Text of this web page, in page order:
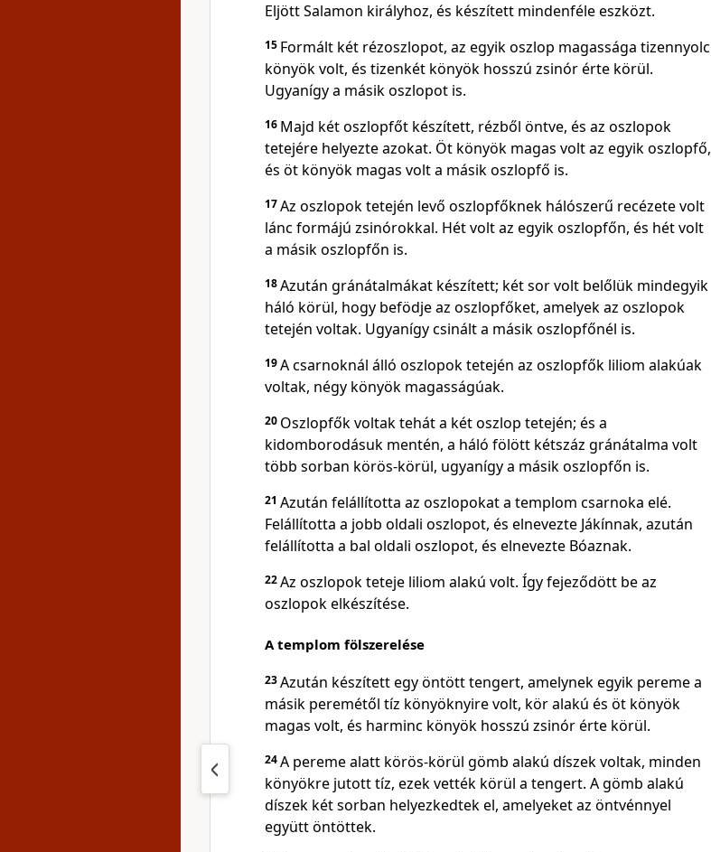
Eljött Salamon királyhoz, és készített mindenféle eszközt.
15 Formált két rézoszlopot, az egyik oszlop magassága tizennyolc
könyök volt, és tizenkét könyök hosszú zsinór érte körül.
Ugyanígy a másik oszlopot is.
16 Majd két oszlopfőt készített, rézből öntve, és az oszlopok
tetejére helyezte azokat. Öt könyök magas volt az egyik oszlopfő,
és öt könyök magas volt a másik oszlopfő is.
17Az oszlopok tetején levő oszlopfőknek hálószerű recézete volt
lánc formájú zsinórokkal. Hét volt az egyik oszlopfőn, és hét volt
a másik oszlopfőn is.
18Azután gránátalmákat készített; két sor volt belőlük mindegyik
háló körül, hogy befödje az oszlopfőket, amelyek az oszlopok
tetején voltak. Ugyanígy csinált a másik oszlopfőnél is.
19A csarnoknál álló oszlopok tetején az oszlopfők liliom alakúak
voltak, négy könyök magasságúak.
20 Oszlopfők voltak tehát a két oszlop tetején; és a
kidomborodásuk mentén, a háló fölött kétszáz gránátalma volt
több sorban körös-körül, ugyanígy a másik oszlopfőn is.
21 Azután felállította az oszlopokat a templom csarnoka elé.
Felállította a jobb oldali oszlopot, és elnevezte Jákínnak, azután
felállította a bal oldali oszlopot, és elnevezte Bóaznak.
22Az oszlopok teteje liliom alakú volt. Így fejeződött be az
oszlopok elkészítése.
A templom fölszerelése
23Azután készített egy öntött tengert, amelynek egyik pereme a
másik peremétől tíz könyöknyire volt, kör alakú és öt könyök
magas volt, és harminc könyök hosszú zsinór érte körül.
24A pereme alatt körös-körül gömb alakú díszek voltak, minden
könyökre jutott tíz, ezek vették körül a tengert. A gömb alakú
díszek két sorban helyezkedtek el, amelyeket az öntvénnyel
együtt öntöttek.